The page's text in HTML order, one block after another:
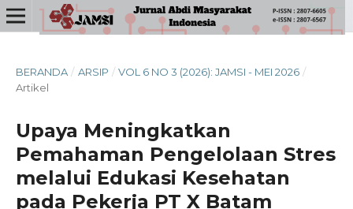
BERANDA / ARSIP / VOL 6 NO 3 (2026): JAMSI - MEI 2026 /
Artikel
Upaya Meningkatkan
Pemahaman Pengelolaan Stres
melalui Edukasi Kesehatan
pada Pekerja PT X Batam